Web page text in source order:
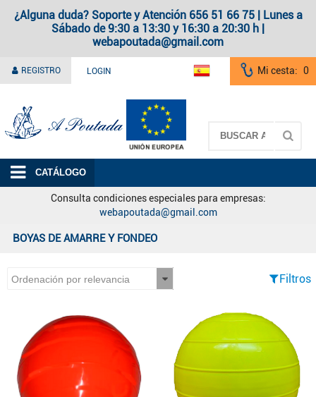
¿Alguna duda? Soporte y Atención 656 51 66 75 | Lunes a
Sábado de 9:30 a 13:30 y 16:30 a 20:30 h |
webapoutada@gmail.com
REGISTRO LOGIN Mi cesta: 0
CATÁLOGO
Consulta condiciones especiales para empresas:
webapoutada@gmail.com
BOYAS DE AMARRE Y FONDEO
Filtros